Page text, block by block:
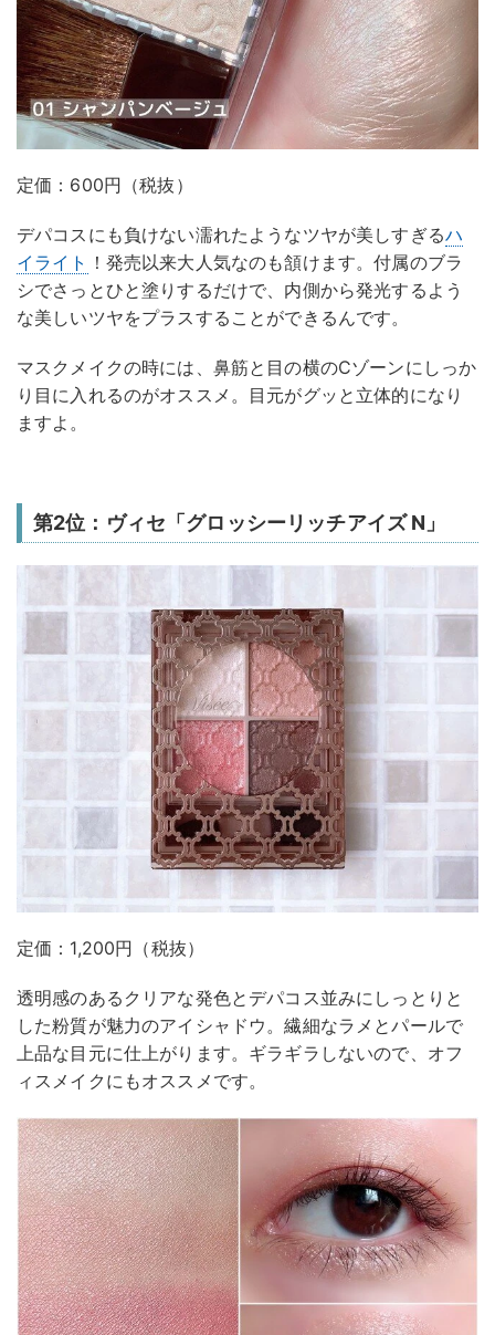
定価：600円（税抜）
デパコスにも負けない濡れたようなツヤが美しすぎるハ
イライト ！発売以来大人気なのも頷けます。付属のブラ
シでさっとひと塗りするだけで、内側から発光するよう
な美しいツヤをプラスすることができるんです。
マスクメイクの時には、鼻筋と目の横のCゾーンにしっか
り目に入れるのがオススメ。目元がグッと立体的になり
ますよ。
第2位：ヴィセ「グロッシーリッチアイズ N」
定価：1,200円（税抜）
透明感のあるクリアな発色とデパコス並みにしっとりと
した粉質が魅力のアイシャドウ。繊細なラメとパールで
上品な目元に仕上がります。ギラギラしないので、オフ
ィスメイクにもオススメです。